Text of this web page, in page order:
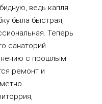
ведь капля
была быстрая,
Теперь
санаторий
с прошлым
ремонт и